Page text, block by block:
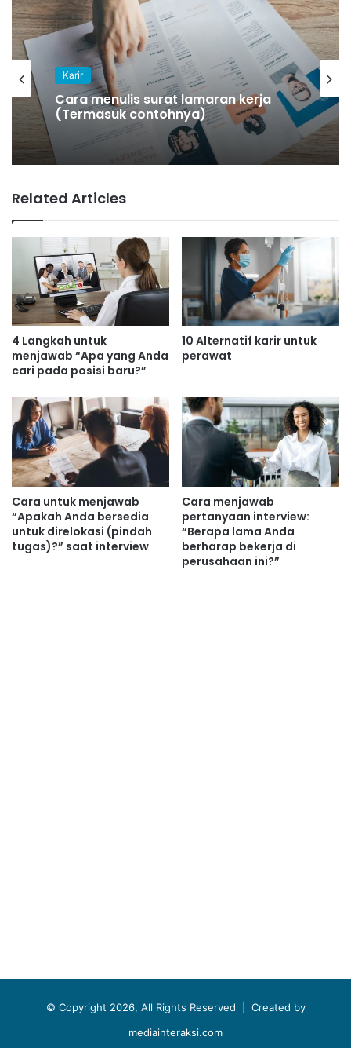
Karir
Cara menulis surat lamaran kerja
(Termasuk contohnya)
Related Articles
4 Langkah untuk
menjawab “Apa yang Anda
cari pada posisi baru?”
10 Alternatif karir untuk
perawat
Cara untuk menjawab
“Apakah Anda bersedia
untuk direlokasi (pindah
tugas)?” saat interview
Cara menjawab
pertanyaan interview:
“Berapa lama Anda
berharap bekerja di
perusahaan ini?”
© Copyright 2026, All Rights Reserved | Created by
mediainteraksi.com